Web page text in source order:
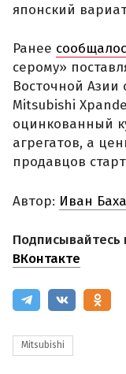
японский
Ранее
серому»
Восточной
Mitsubishi
оцинкованный
агрегатов, а
продавцов
Автор: Иван
Подписывайтесь
ВКонтакте
Mitsubishi